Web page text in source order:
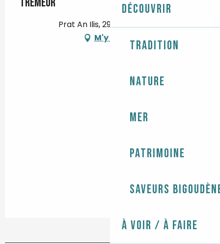
Découvrir
Tradition
Nature
Mer
Patrimoine
Saveurs
À voir / À faire
Prat An Ilis, 29730 Guilvinec
M'y rendre